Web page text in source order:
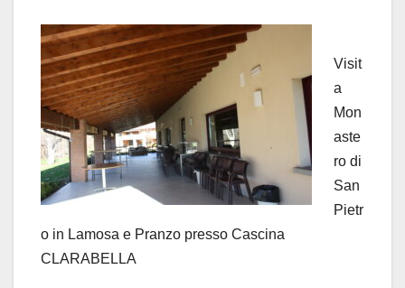
Visit
a
Mon
aste
ro di
San
Pietr
o in Lamosa e Pranzo presso Cascina
CLARABELLA